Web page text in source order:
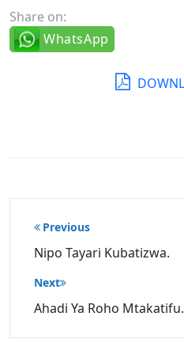
Share on:
WhatsApp
Post
navigation
Previous
Nipo Tayari Kubatizwa.
Next
Ahadi Ya Roho Mtakatifu.